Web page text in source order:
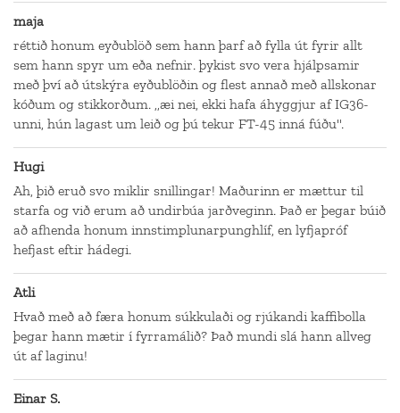
maja
réttið honum eyðublöð sem hann þarf að fylla út fyrir allt
sem hann spyr um eða nefnir. þykist svo vera hjálpsamir
með því að útskýra eyðublöðin og flest annað með allskonar
kóðum og stikkorðum. ,,æi nei, ekki hafa áhyggjur af IG36-
unni, hún lagast um leið og þú tekur FT-45 inná fúðu".
Hugi
Ah, þið eruð svo miklir snillingar! Maðurinn er mættur til
starfa og við erum að undirbúa jarðveginn. Það er þegar búið
að afhenda honum innstimplunarpunghlíf, en lyfjapróf
hefjast eftir hádegi.
Atli
Hvað með að færa honum súkkulaði og rjúkandi kaffibolla
þegar hann mætir í fyrramálið? Það mundi slá hann allveg
út af laginu!
Einar S.